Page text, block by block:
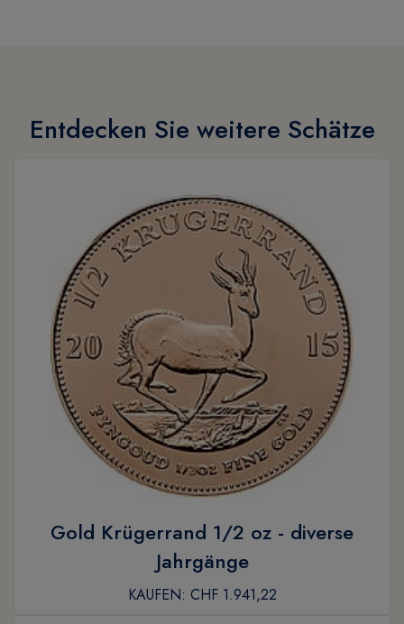
Entdecken Sie weitere Schätze
Gold Krügerrand 1/2 oz - diverse
Jahrgänge
KAUFEN: CHF 1.941,22